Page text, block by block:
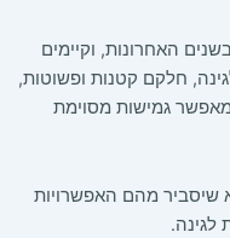
האחרונות, וקיימים
חלקם קטנות ופשוטות,
גמישות מסוימת
מהם האפשרויות
לגינה.